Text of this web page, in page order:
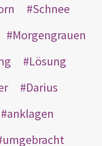
Schnee
Morgengrauen
Lösung
Darius
anklagen
umgebracht